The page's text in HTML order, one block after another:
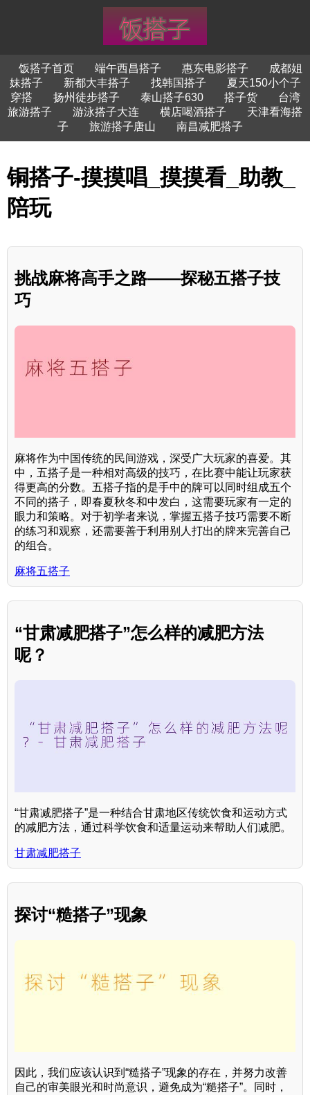
饭搭子首页 端午西昌搭子 惠东电影搭子
成都姐
妹搭子
新都大丰搭子 找韩国搭子
夏天150小个子
穿搭
扬州徒步搭子 泰山搭子630 搭子货
台湾
旅游搭子
游泳搭子大连 横店喝酒搭子
天津看海搭
子
旅游搭子唐山 南昌减肥搭子
铜搭子-摸摸唱_摸摸看_助教_
陪玩
挑战麻将高手之路——探秘五搭子技
巧
麻将作为中国传统的民间游戏，深受广大玩家的喜爱。其
中，五搭子是一种相对高级的技巧，在比赛中能让玩家获
得更高的分数。五搭子指的是手中的牌可以同时组成五个
不同的搭子，即春夏秋冬和中发白，这需要玩家有一定的
眼力和策略。对于初学者来说，掌握五搭子技巧需要不断
的练习和观察，还需要善于利用别人打出的牌来完善自己
的组合。
麻将五搭子
“甘肃减肥搭子”怎么样的减肥方法
呢？
“甘肃减肥搭子”是一种结合甘肃地区传统饮食和运动方式
的减肥方法，通过科学饮食和适量运动来帮助人们减肥。
甘肃减肥搭子
探讨“糙搭子”现象
因此，我们应该认识到“糙搭子”现象的存在，并努力改善
自己的审美眼光和时尚意识，避免成为“糙搭子”。同时，